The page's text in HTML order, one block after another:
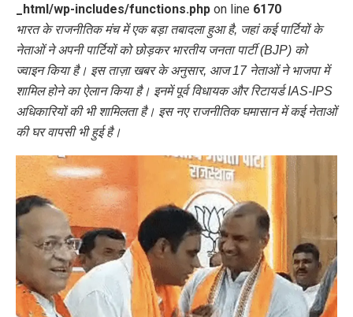
_html/wp-includes/functions.php on line 6170
भारत के राजनीतिक मंच में एक बड़ा तबादला हुआ है, जहां कई पार्टियों के
नेताओं ने अपनी पार्टियों को छोड़कर भारतीय जनता पार्टी (BJP) को
ज्वाइन किया है। इस ताज़ा खबर के अनुसार, आज 17 नेताओं ने भाजपा में
शामिल होने का ऐलान किया है। इनमें पूर्व विधायक और रिटायर्ड IAS-IPS
अधिकारियों की भी शामिलता है। इस नए राजनीतिक घमासान में कई नेताओं
की घर वापसी भी हुई है।